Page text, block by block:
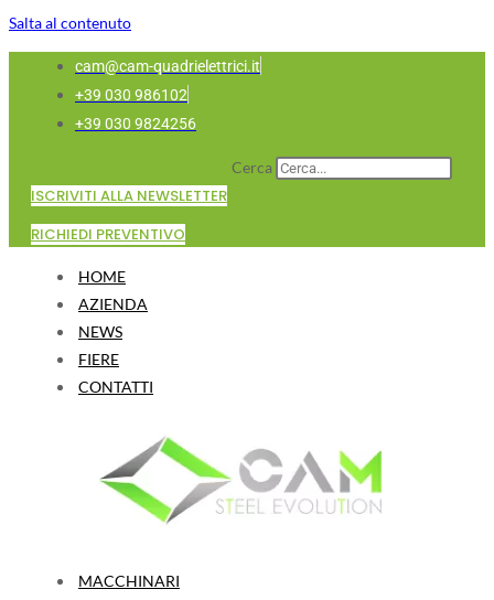
Salta al contenuto
cam@cam-quadrielettrici.it
+39 030 986102
+39 030 9824256
Cerca
ISCRIVITI ALLA NEWSLETTER
RICHIEDI PREVENTIVO
HOME
AZIENDA
NEWS
FIERE
CONTATTI
MACCHINARI